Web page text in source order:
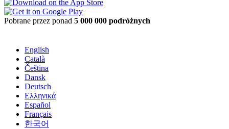
Pobrane przez ponad 5 000 000 podróżnych
English
Català
Čeština
Dansk
Deutsch
Ελληνικά
Español
Français
한국어